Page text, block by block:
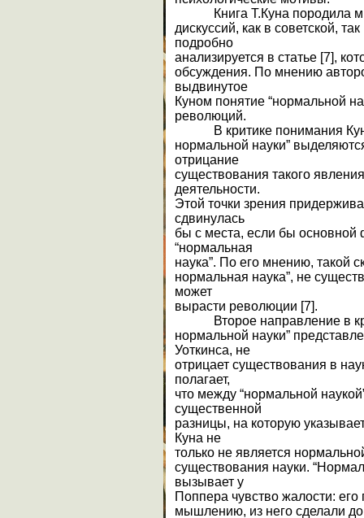
Книга Т.Куна породила
дискуссий, как в советской,
подробно
анализируется в статье [7],
обсуждения. По мнению
выдвинутое
Куном понятие “нормальной
революций.
В критике понимания
нормальной науки”
отрицание
существования такого
деятельности.
Этой точки зрения
сдвинулась
бы с места, если бы
“нормальная
наука”. По его мнению, такой
нормальная наука”, не
может
вырасти революции [7].
Второе направление в
нормальной науки”
Уоткинса, не
отрицает существования в
полагает,
что между “нормальной
существенной
разницы, на которую
Куна не
только не является
существования науки.
вызывает у
Поппера чувство жалости:
мышлению, из него сделали